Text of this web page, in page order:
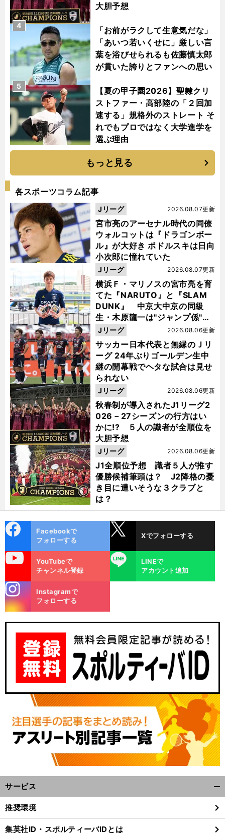
大胆予想
「お前がラクして生意気だな」
「あいつ若いくせに」厳しい言
葉を浴びせられるも佐藤慎太郎
が貫いた誇りとファンへの思い
4
【夏の甲子園2026】聖隷クリ
ストファー・高部陸の「２回加
速する」規格外のストレート そ
れでもプロではなく大学進学を
選ぶ理由
5
もっと見る
各スポーツコラム記事
宮市亮のアーセナル時代の同僚
ウォルコットは『ドラゴンボー
ル』が大好き ポドルスキは日向
小次郎に憧れていた
2026.08.07更新
Jリーグ
横浜Ｆ・マリノスの宮市亮を育
てた『NARUTO』と『SLAM
DUNK』 中京大中京の同級
生・木原龍一は"ジャンプ係"だ
った
2026.08.07更新
Jリーグ
サッカー日本代表と無縁のＪリ
ーグ 24年ぶりゴールデン生中
継の開幕戦でヘタな試合は見せ
られない
2026.08.06更新
Jリーグ
秋春制が導入されたJ1リーグ2
026－27シーズンの行方はい
かに!? ５人の識者が全順位を
大胆予想
2026.08.06更新
Jリーグ
J1全順位予想 識者５人が推す
優勝候補筆頭は？ J2降格の憂
き目に遭いそうな３クラブと
は？
2026.08.06更新
Jリーグ
ok
Facebookで
フォローする
Xでフォローする
YouTubeで
チャンネル登録
LINE
LINEで
アカウント追加
m
Instagramで
フォローする
サービス
閉
推奨環境
集英社ID・スポルティーバIDとは